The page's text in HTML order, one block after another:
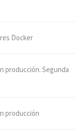
Docker
producción. Segunda
producción